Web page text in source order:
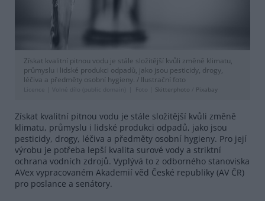
Získat kvalitní pitnou vodu je stále složitější kvůli změně klimatu,
průmyslu i lidské produkci odpadů, jako jsou pesticidy, drogy,
léčiva a předměty osobní hygieny. / Ilustrační foto
Licence | Volné dílo (public domain) Foto | Skitterphoto Pixabay
Získat kvalitní pitnou vodu je stále složitější kvůli změně
klimatu, průmyslu i lidské produkci odpadů, jako jsou
pesticidy, drogy, léčiva a předměty osobní hygieny. Pro její
výrobu je potřeba lepší kvalita surové vody a striktní
ochrana vodních zdrojů. Vyplývá to z odborného stanoviska
AVex vypracovaném Akademií věd České republiky (AV ČR)
pro poslance a senátory.